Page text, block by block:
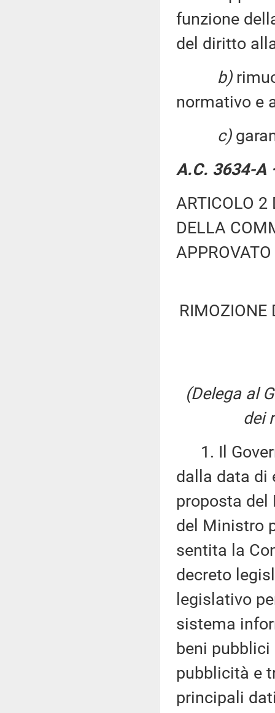
funzione
del diritto
b)
normativo e
c)
A.C. 3634-A
ARTICOLO 2
DELLA
RIMOZIONE
(Delega al
dei
1. Il
dalla data di
proposta del
del Ministro
sentita la
decreto
legislativo
sistema
beni
pubblicità e
principali